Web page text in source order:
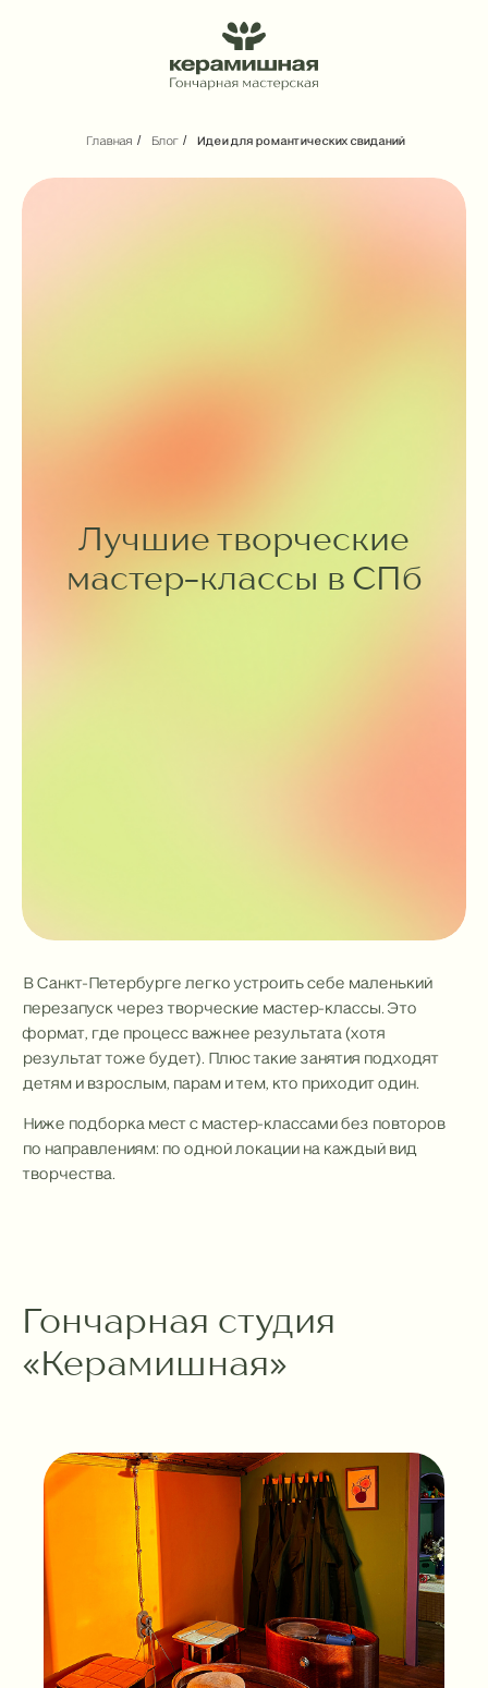
Главная / Блог / Идеи для романтических свиданий
Лучшие творческие
мастер-классы в СПб
В Санкт-Петербурге легко устроить себе маленький
перезапуск через творческие мастер-классы. Это
формат, где процесс важнее результата (хотя
результат тоже будет). Плюс такие занятия подходят
детям и взрослым, парам и тем, кто приходит один.
Ниже подборка мест с мастер-классами без повторов
по направлениям: по одной локации на каждый вид
творчества.
Гончарная студия
«Керамишная»